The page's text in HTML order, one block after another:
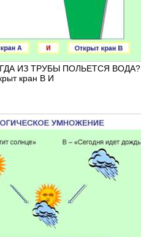
ИЗ ТРУБЫ ПОЛЬЕТСЯ ВОДА?
кран В И